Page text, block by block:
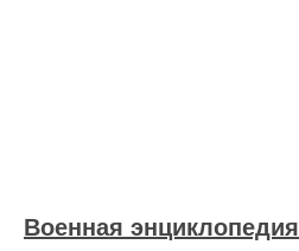
Военная энциклопедия